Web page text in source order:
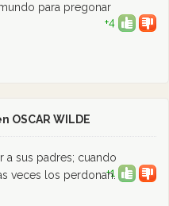
para pregonar
+4
OSCAR WILDE
a sus padres; cuando
veces los perdonan.
+1